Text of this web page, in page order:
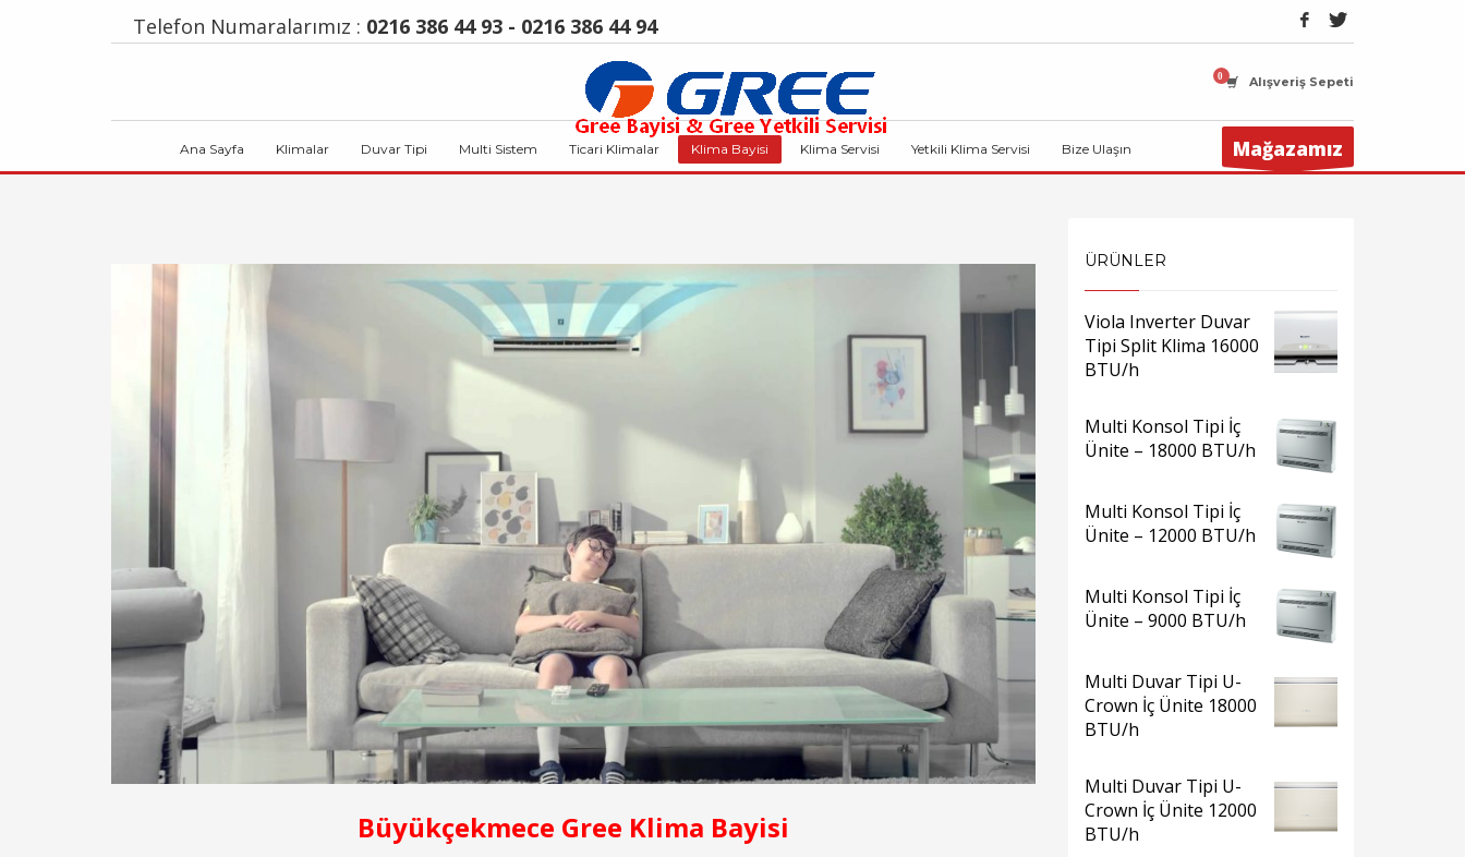
Telefon Numaralarımız : 0216 386 44 93 - 0216 386 44 94
Alışveriş Sepeti
Ana Sayfa Klimalar Duvar Tipi Multi Sistem Ticari Klimalar Klima Bayisi Klima Servisi Yetkili Klima Servisi Bize Ulaşın Mağazamız
Büyükçekmece Gree Klima Bayisi
ÜRÜNLER
Viola Inverter Duvar
Tipi Split Klima 16000
BTU/h
Multi Konsol Tipi İç
Ünite – 18000 BTU/h
Multi Konsol Tipi İç
Ünite – 12000 BTU/h
Multi Konsol Tipi İç
Ünite – 9000 BTU/h
Multi Duvar Tipi U-
Crown İç Ünite 18000
BTU/h
Multi Duvar Tipi U-
Crown İç Ünite 12000
BTU/h